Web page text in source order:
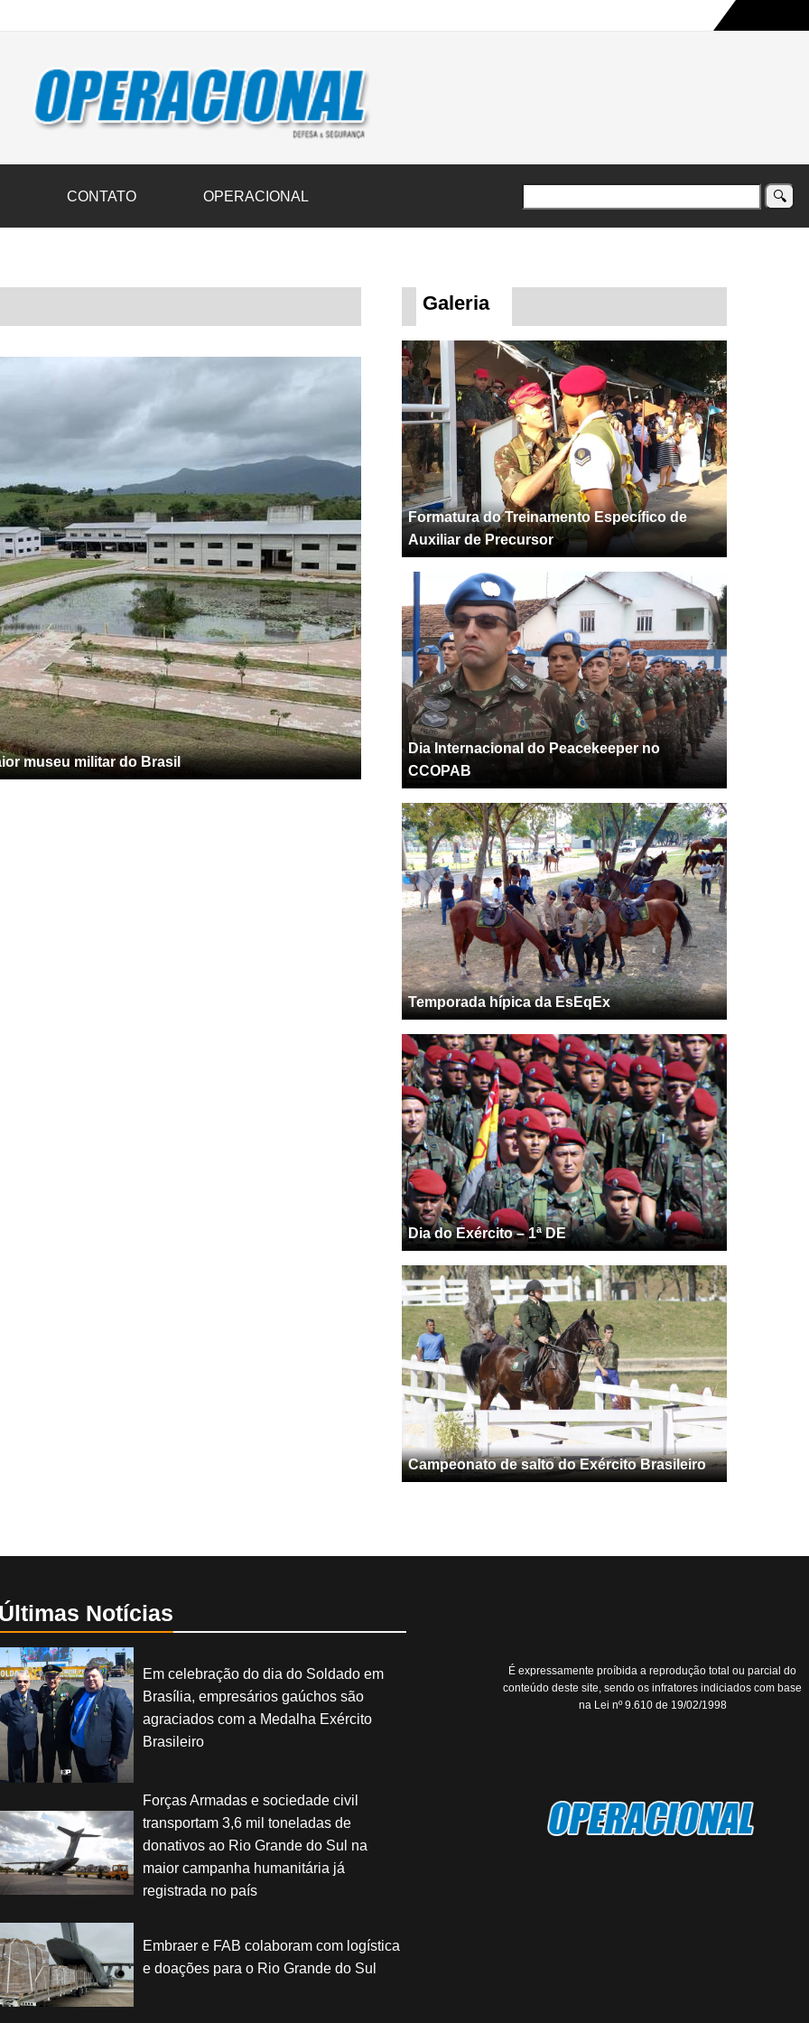
transportam 3,6 mil toneladas de donativos ao Rio Grande do Sul na maior campanha humanitária já registrada no país
CONTATO OPERACIONAL
museu militar do Brasil
Galeria
Formatura do Treinamento Específico de
Auxiliar de Precursor
Dia Internacional do Peacekeeper no
CCOPAB
Temporada hípica da EsEqEx
Dia do Exército – 1ª DE
Campeonato de salto do Exército Brasileiro
Últimas Notícias
Em celebração do dia do Soldado em
Brasília, empresários gaúchos são
agraciados com a Medalha Exército
Brasileiro
Forças Armadas e sociedade civil
transportam 3,6 mil toneladas de
donativos ao Rio Grande do Sul na
maior campanha humanitária já
registrada no país
Embraer e FAB colaboram com logística
e doações para o Rio Grande do Sul
É expressamente proíbida a reprodução total ou parcial do
conteúdo deste site, sendo os infratores indiciados com base
na Lei nº 9.610 de 19/02/1998